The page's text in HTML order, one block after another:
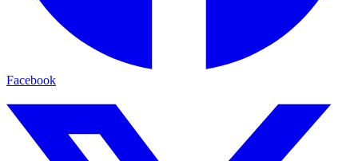
Facebook